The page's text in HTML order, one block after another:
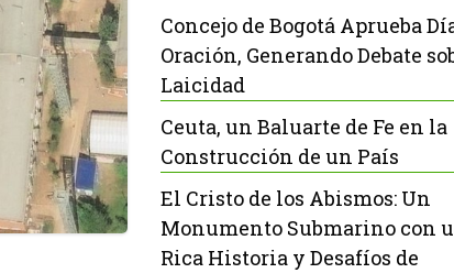
Concejo de Bogotá Aprueba
Oración, Generando Debate
Laicidad
Ceuta, un Baluarte de Fe en la
Construcción de un País
El Cristo de los Abismos: Un
Monumento Submarino con
Rica Historia y Desafíos de